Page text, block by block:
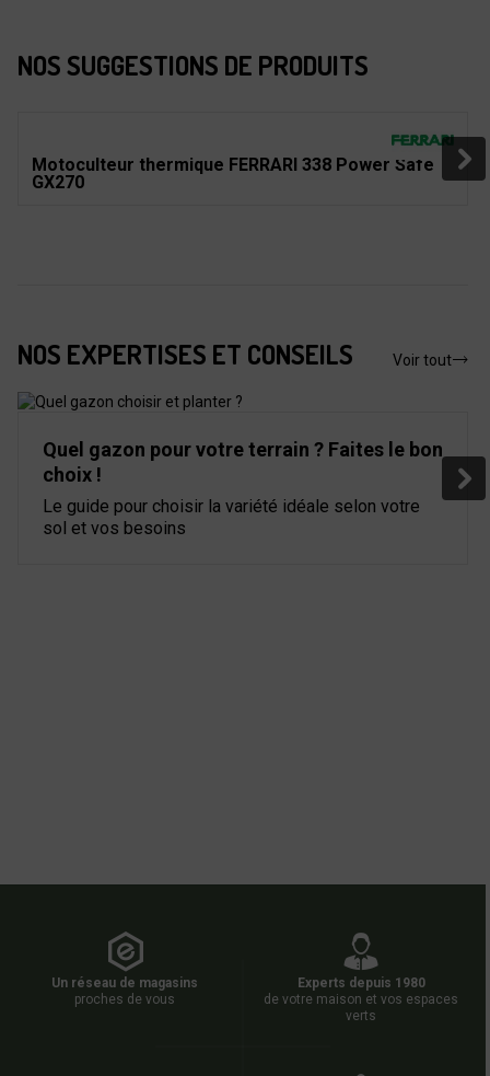
NOS SUGGESTIONS DE PRODUITS
Motoculteur thermique FERRARI 338 Power Safe
GX270
NOS EXPERTISES ET CONSEILS Voir tout
Quel gazon pour votre terrain ? Faites le bon
choix !
Le guide pour choisir la variété idéale selon votre
sol et vos besoins
Un réseau de magasins
proches de vous
Experts depuis 1980
de votre maison et vos espaces
verts